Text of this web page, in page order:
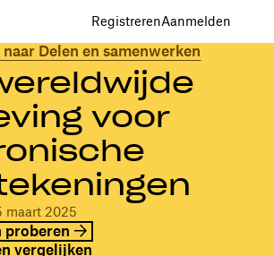
RegistrerenAanmelden
Delen en samenwerken
voor
maart 2025
proberen
vergelijken